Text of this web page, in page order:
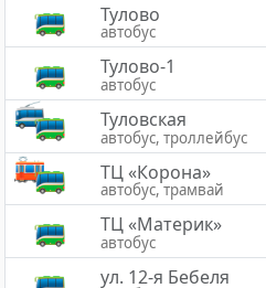
Тулово
автобус
Тулово-1
автобус
Туловская
автобус, троллейбус
ТЦ «Корона»
автобус, трамвай
ТЦ «Материк»
автобус
ул. 12-я Бебеля